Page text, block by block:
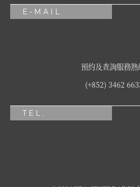
E-MAIL
預約及查詢服務熱
(+852) 3462
TEL.